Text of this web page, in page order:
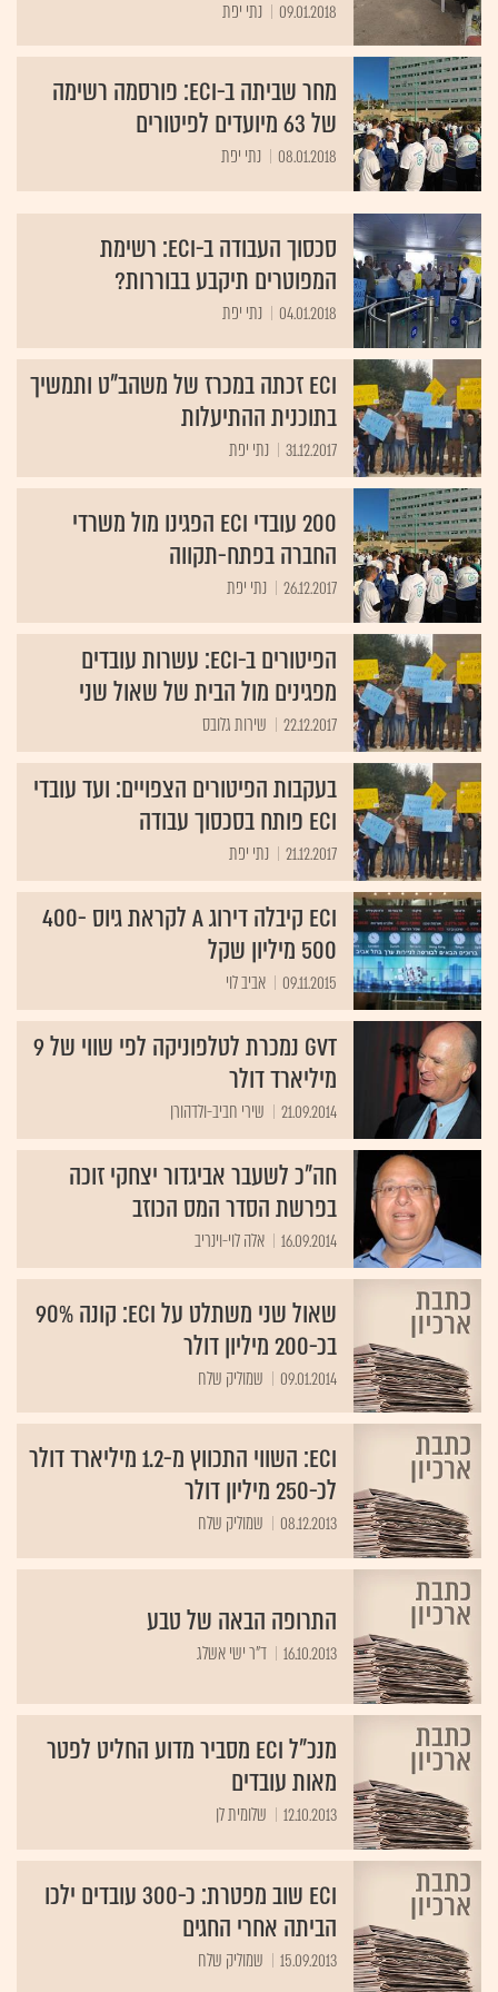
09.01.2018 נתי יפת
מחר שביתה ב-ECI: פורסמה רשימה
של 63 מיועדים לפיטורים
08.01.2018 נתי יפת
סכסוך העבודה ב-ECI: רשימת
המפוטרים תיקבע בבוררות?
04.01.2018 נתי יפת
ECI זכתה במכרז של משהב"ט ותמשיך
בתוכנית ההתיעלות
31.12.2017 נתי יפת
200 עובדי ECI הפגינו מול משרדי
החברה בפתח-תקווה
26.12.2017 נתי יפת
הפיטורים ב-ECI: עשרות עובדים
מפגינים מול הבית של שאול שני
22.12.2017 שירות גלובס
בעקבות הפיטורים הצפויים: ועד עובדי
ECI פותח בסכסוך עבודה
21.12.2017 נתי יפת
ECI קיבלה דירוג A לקראת גיוס 400-
500 מיליון שקל
09.11.2015 אביב לוי
GVT נמכרת לטלפוניקה לפי שווי של 9
מיליארד דולר
21.09.2014 שירי חביב-ולדהורן
חה"כ לשעבר אביגדור יצחקי זוכה
בפרשת הסדר המס הכוזב
16.09.2014 אלה לוי-וינריב
שאול שני משתלט על ECI: קונה 90%
בכ-200 מיליון דולר
09.01.2014 שמוליק שלח
ECI: השווי התכווץ מ-1.2 מיליארד דולר
לכ-250 מיליון דולר
08.12.2013 שמוליק שלח
התרופה הבאה של טבע
16.10.2013 ד"ר ישי אשלג
מנכ"ל ECI מסביר מדוע החליט לפטר
מאות עובדים
12.10.2013 שלומית לן
ECI שוב מפטרת: כ-300 עובדים ילכו
הביתה אחרי החגים
15.09.2013 שמוליק שלח